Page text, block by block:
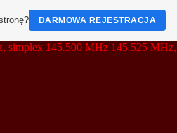
MHz 145.525 MHz,
DARMOWA REJESTRACJA